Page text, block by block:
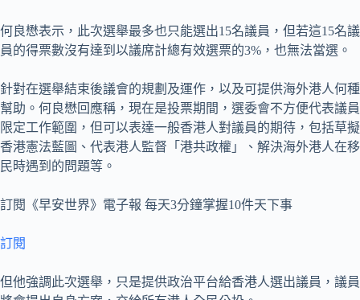
何良懋表示，此次選舉最多也只能選出15名議員，但若這15名議
員的得票數沒有達到以議席計總有效選票的3%，也無法當選。
針對在選舉結束後議會的規劃及運作，以及可提供海外港人何種
幫助。何良懋回應稱，現在是投票期間，選委會不方便代表議員
限定工作範圍，但可以表達一般香港人對議員的期待，包括草擬
香港憲法藍圖、代表港人監督「港共政權」、解決海外港人在移
民時遇到的問題等。
訂閱《早安世界》電子報 每天3分鐘掌握10件天下事
訂閱
但他強調此次選舉，只是提供政治平台給香港人選出議員，議員